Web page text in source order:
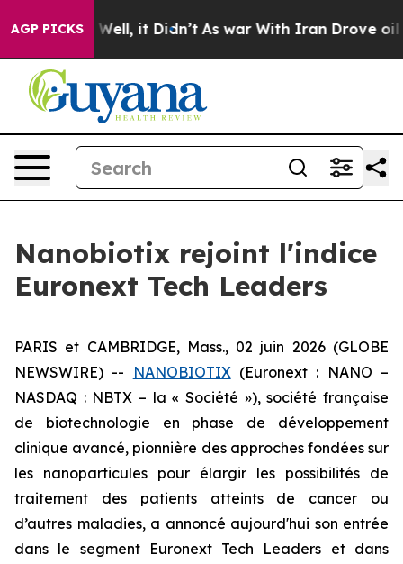
AGP PICKSWell, it Didn’t As war With Iran Drove oil
Nanobiotix rejoint l'indice
Euronext Tech Leaders
PARIS et CAMBRIDGE, Mass., 02 juin 2026 (GLOBE
NEWSWIRE) --
NANOBIOTIX(Euronext : NANO –
NASDAQ : NBTX – la « Société »), société française
de biotechnologie en phase de développement
clinique avancé, pionnière des approches fondées sur
les nanoparticules pour élargir les possibilités de
traitement des patients atteints de cancer ou
d’autres maladies, a annoncé aujourd'hui son entrée
dans le segment Euronext Tech Leaders et dans